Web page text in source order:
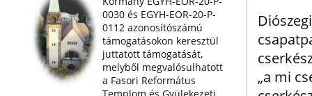
0030 és EGYH-EOR-20-P-
0112 azonosítószámú
támogatásokon keresztül
juttatott támogatását,
melyből megvalósulhatott
a Fasori Református
„a mi